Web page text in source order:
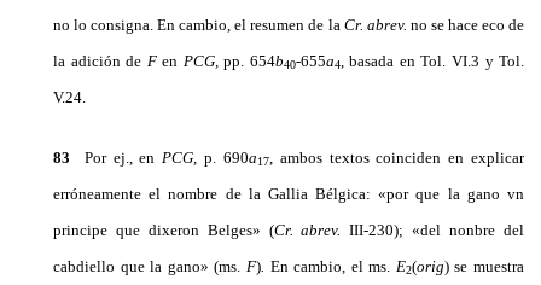
no lo consigna. En cambio, el resumen de la Cr. abrev. no se hace eco de
la adición de Fen PCG,pp. 654b40-655a4
, basada en Tol. VI.3 y Tol.
V.24.
83 Por ej., en PCG,p. 690a17, ambos textos coinciden en explicar
erróneamente el nombre de la Gallia Bélgica: «por que la gano vn
principe que dixeron Belges» (Cr. abrev.III-230); «del nonbre del
cabdiello que la gano» (ms. F). En cambio, el ms. E2(orig) se muestra